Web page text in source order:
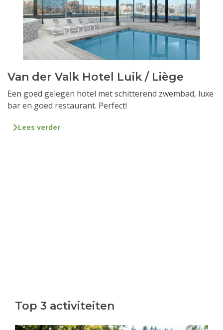
Van der Valk Hotel Luik / Liège
Een goed gelegen hotel met schitterend zwembad, luxe
bar en goed restaurant. Perfect!
Lees verder
Top 3 activiteiten